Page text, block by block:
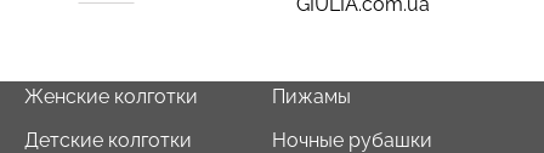
Женские колготки
Детские колготки
Пижамы
Ночные рубашки